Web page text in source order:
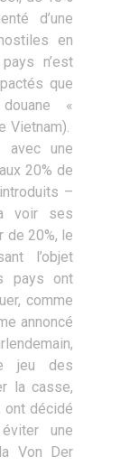
d’une
en
n’est
que
«
Vietnam).
avec une
20% de
–
voir ses
de 20%, le
l’objet
pays ont
comme
annoncé
jeu des
la casse,
ont décidé
une
Von Der